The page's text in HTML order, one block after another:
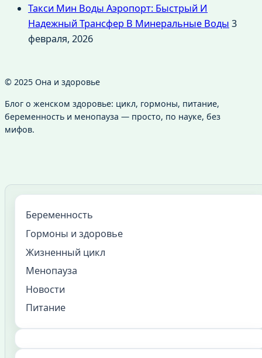
Такси Мин Воды Аэропорт: Быстрый И
Надежный Трансфер В Минеральные Воды 3
февраля, 2026
© 2025 Она и здоровье
Блог о женском здоровье: цикл, гормоны, питание,
беременность и менопауза — просто, по науке, без
мифов.
Беременность
Гормоны и здоровье
Жизненный цикл
Менопауза
Новости
Питание